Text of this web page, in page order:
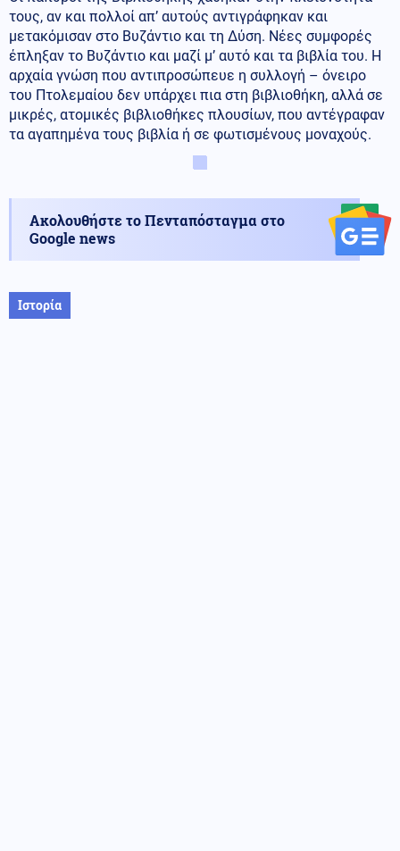
τους, αν και πολλοί απ’ αυτούς αντιγράφηκαν και
μετακόμισαν στο Βυζάντιο και τη Δύση. Νέες συμφορές
έπληξαν το Βυζάντιο και μαζί μ’ αυτό και τα βιβλία του. Η
αρχαία γνώση που αντιπροσώπευε η συλλογή – όνειρο
του Πτολεμαίου δεν υπάρχει πια στη βιβλιοθήκη, αλλά σε
μικρές, ατομικές βιβλιοθήκες πλουσίων, που αντέγραφαν
τα αγαπημένα τους βιβλία ή σε φωτισμένους μοναχούς.
Ακολουθήστε το Πενταπόσταγμα στο
Google news
Ιστορία